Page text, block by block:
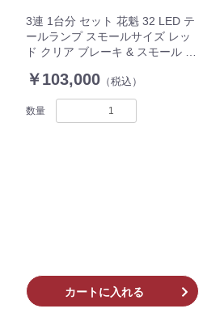
3連 1台分 セット 花魁 32 LED テ
ールランプ スモールサイズ レッ
ド クリア ブレーキ & スモール ウ
ット トラック OWRC-M1-3B
￥103,000 （税込）
数量
カートに入れる